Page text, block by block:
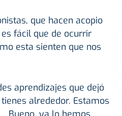
que hacen acopio
fácil que de ocurrir
esta sienten que nos
aprendizajes que dejó
alrededor. Estamos